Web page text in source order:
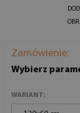
Zamówienie:
Wybierz
WARIANT: